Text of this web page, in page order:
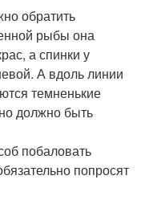
обратить
рыбы она
а спинки у
А вдоль линии
темненькие
должно быть
побаловать
попросят